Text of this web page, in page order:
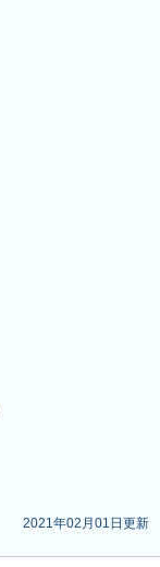
2021年02月01日更新